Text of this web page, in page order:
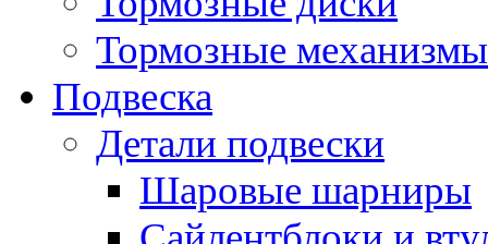
Тормозные механизмы
Подвеска
Детали подвески
Шаровые шарниры